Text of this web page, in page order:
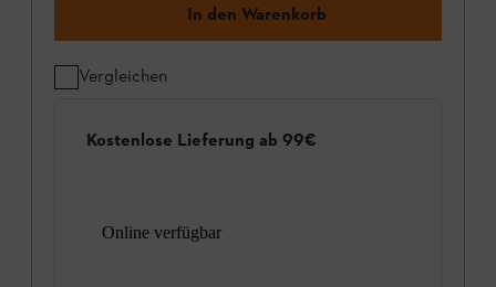
In den Warenkorb
Vergleichen
Kostenlose Lieferung ab 99€
Online verfügbar